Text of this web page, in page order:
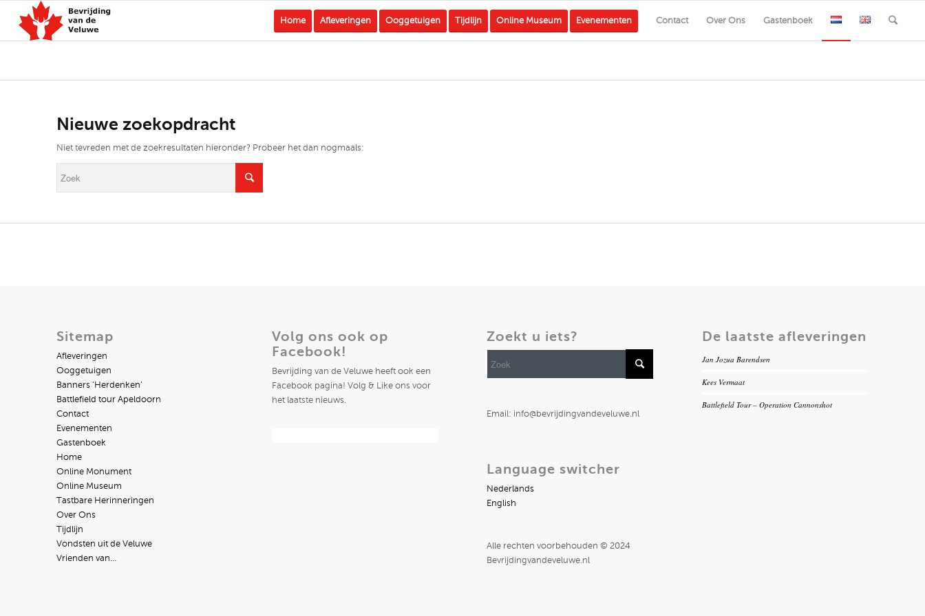
Home Afleveringen Ooggetuigen Tijdlijn Online Museum Evenementen Contact Over Ons Gastenboek
Nieuwe zoekopdracht
Niet tevreden met de zoekresultaten hieronder? Probeer het dan nogmaals:
Sitemap
Afleveringen
Ooggetuigen
Banners ‘Herdenken’
Battlefield tour Apeldoorn
Contact
Evenementen
Gastenboek
Home
Online Monument
Online Museum
Tastbare Herinneringen
Over Ons
Tijdlijn
Vondsten uit de Veluwe
Vrienden van…
Volg ons ook op
Facebook!
Bevrijding van de Veluwe heeft ook een
Facebook pagina! Volg & Like ons voor
het laatste nieuws.
Zoekt u iets?
Email: info@bevrijdingvandeveluwe.nl
Language switcher
Nederlands
English
Alle rechten voorbehouden © 2024
Bevrijdingvandeveluwe.nl
De laatste afleveringen
Jan Jozua Barendsen
Kees Vermaat
Battlefield Tour – Operation Cannonshot